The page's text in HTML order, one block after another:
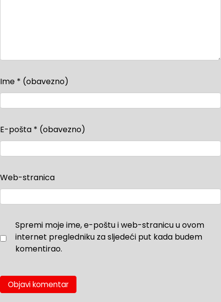
Ime * (obavezno)
E-pošta * (obavezno)
Web-stranica
Spremi moje ime, e-poštu i web-stranicu u ovom
internet pregledniku za sljedeći put kada budem
komentirao.